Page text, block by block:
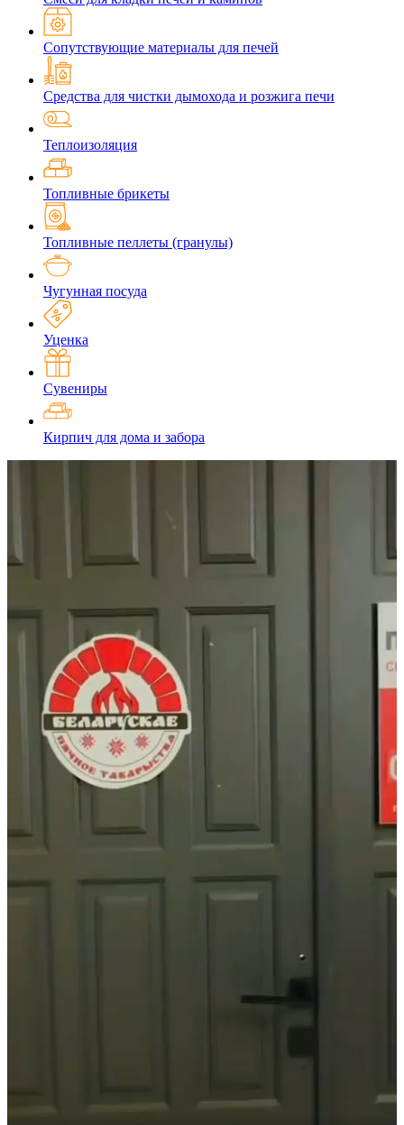
Сопутствующие материалы для печей
Средства для чистки дымохода и розжига печи
Теплоизоляция
Топливные брикеты
Топливные пеллеты (гранулы)
Чугунная посуда
Уценка
Сувениры
Кирпич для дома и забора